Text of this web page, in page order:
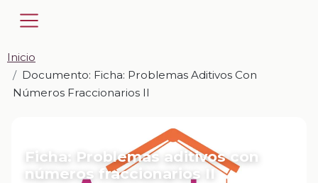
Inicio
Documento: Ficha: Problemas Aditivos Con
Números Fraccionarios II
Ficha: Problemas aditivos con
números fraccionarios II